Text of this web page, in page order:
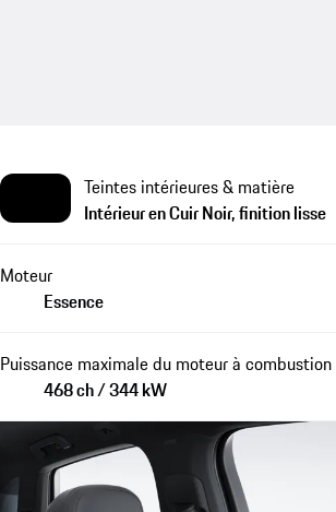
Teintes intérieures & matière
Intérieur en Cuir Noir, finition lisse
Moteur
Essence
Puissance maximale du moteur à combustion
468 ch / 344 kW